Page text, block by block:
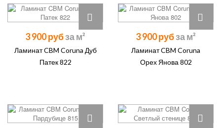
3 900 руб
Ламинат CBM Coruna Дуб
Патек 822
3 900 руб
Ламинат CBM Coruna
Орех Янова 802